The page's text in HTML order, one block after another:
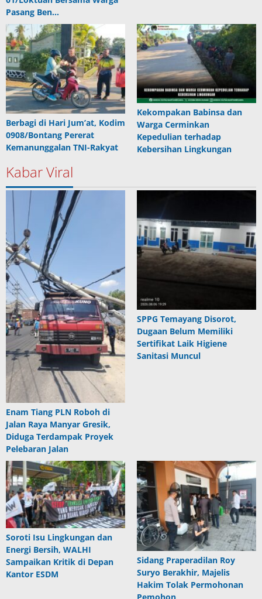
Pasang Ben…
Berbagi di Hari Jum’at, Kodim
0908/Bontang Pererat
Kemanunggalan TNI-Rakyat
Kekompakan Babinsa dan
Warga Cerminkan
Kepedulian terhadap
Kebersihan Lingkungan
Kabar Viral
Enam Tiang PLN Roboh di
Jalan Raya Manyar Gresik,
Diduga Terdampak Proyek
Pelebaran Jalan
SPPG Temayang Disorot,
Dugaan Belum Memiliki
Sertifikat Laik Higiene
Sanitasi Muncul
Soroti Isu Lingkungan dan
Energi Bersih, WALHI
Sampaikan Kritik di Depan
Kantor ESDM
Sidang Praperadilan Roy
Suryo Berakhir, Majelis
Hakim Tolak Permohonan